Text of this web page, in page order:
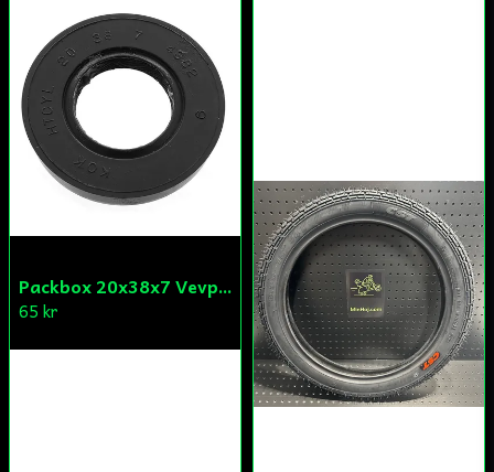
Packbox 20x38x7 Vevparti Derbi (original)
65 kr